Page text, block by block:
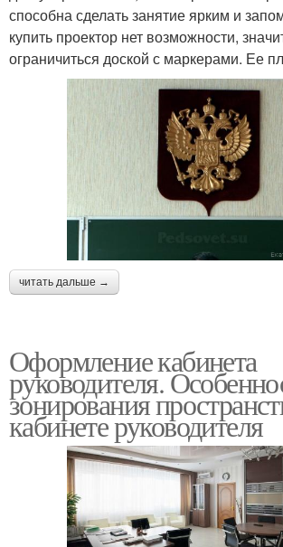
способна сделать занятие ярким и
купить проектор нет возможности,
ограничиться доской с маркерами. Ее
читать дальше →
Оформление кабинета
руководителя.
зонирования
кабинете руководителя